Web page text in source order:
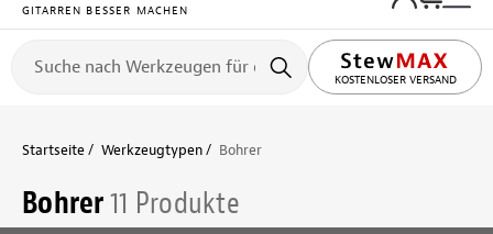
GITARREN BESSER MACHEN
KOSTENLOSER VERSAND
Startseite Werkzeugtypen Bohrer
Bohrer11 Produkte